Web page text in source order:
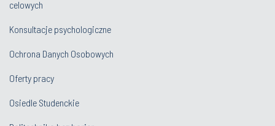
celowych
Konsultacje psychologiczne
Ochrona Danych Osobowych
Oferty pracy
Osiedle Studenckie